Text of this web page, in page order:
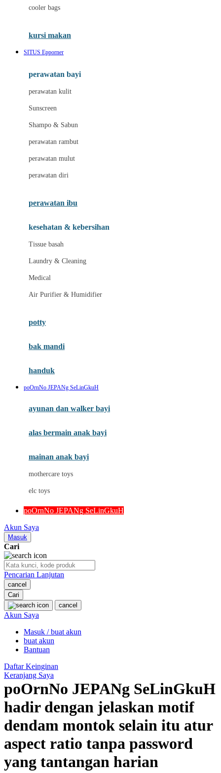
Leclerc
Lee Vierra
Lillebaby
Little Bird Told Me
Little Miss Janis
London Taxi
Love To Dream
M
Magformers
Mamaway
Maxi Cosi
Megabloks
Micro
MiDeer
Moby
My Buddy Tag
My K
Oh Ma Grain
P
Peachy
Phil & Ted's
Philips Avent
Pigeon
Poled Global
Ponycycle
Puma
Pureats
cooler bags
kursi makan
SITUS Epporner
perawatan bayi
perawatan kulit
Sunscreen
Shampo & Sabun
perawatan rambut
perawatan mulut
perawatan diri
perawatan ibu
kesehatan & kebersihan
Tissue basah
Laundry & Cleaning
Medical
Air Purifier & Humidifier
potty
bak mandi
handuk
poOrnNo JEPANg SeLinGkuH
ayunan dan walker bayi
alas bermain anak bayi
mainan anak bayi
mothercare toys
elc toys
poOrnNo JEPANg SeLinGkuH
Akun Saya
Masuk
Cari
Pencarian Lanjutan
cancel
Cari
cancel
Akun Saya
Masuk / buat akun
buat akun
Bantuan
Daftar Keinginan
Keranjang Saya
poOrnNo JEPANg SeLinGkuH
hadir dengan jelaskan motif
dendam montok selain itu atur
aspect ratio tanpa password
yang tantangan harian